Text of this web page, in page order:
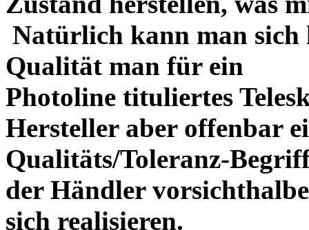
Natürlich kann man sich
Qualität man für ein
Photoline tituliertes
Hersteller aber offenbar
Qualitäts/Toleranz-
der Händler
sich realisieren.